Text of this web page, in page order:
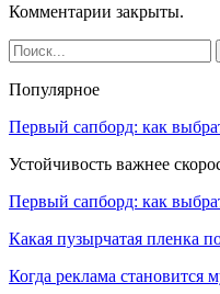
Комментарии закрыты.
Популярное
Первый сапборд: как
Устойчивость важнее
Первый сапборд: как
Какая пузырчатая пленка
Когда реклама становится